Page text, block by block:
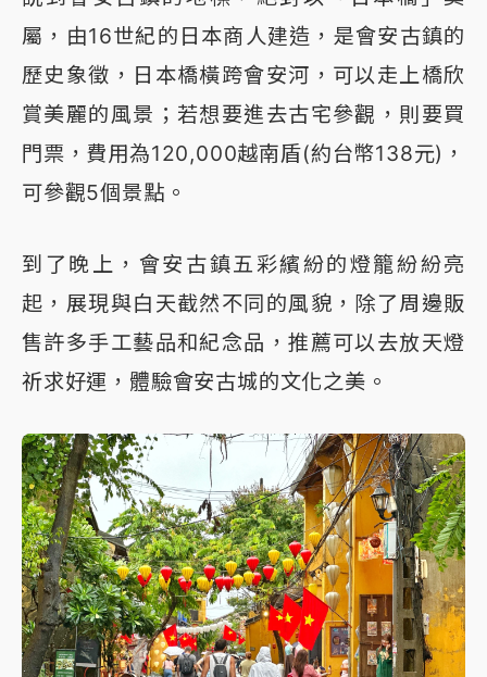
屬，由16世紀的日本商人建造，是會安古鎮的
歷史象徵，日本橋橫跨會安河，可以走上橋欣
賞美麗的風景；若想要進去古宅參觀，則要買
門票，費用為120,000越南盾(約台幣138元)，
可參觀5個景點。
到了晚上，會安古鎮五彩繽紛的燈籠紛紛亮
起，展現與白天截然不同的風貌，除了周邊販
售許多手工藝品和紀念品，推薦可以去放天燈
祈求好運，體驗會安古城的文化之美。